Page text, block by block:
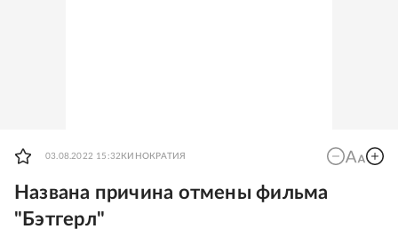
03.08.2022 15:32 КИНОКРАТИЯ
Названа причина отмены фильма
"Бэтгерл"